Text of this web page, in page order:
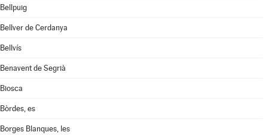
Bellpuig
Bellver de Cerdanya
Bellvís
Benavent de Segrià
Biosca
Bòrdes, es
Borges Blanques, les